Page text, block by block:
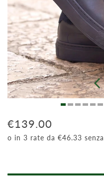
€139.00
o in 3 rate da €46.33